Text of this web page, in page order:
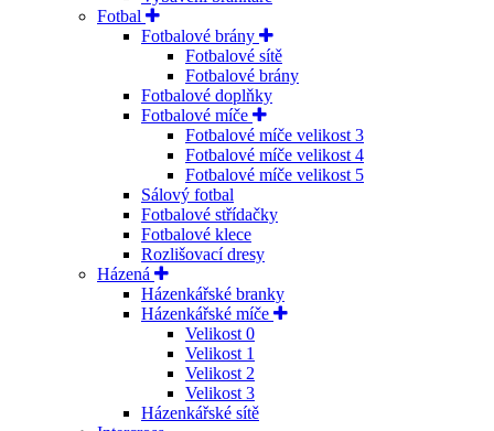
Fotbal
Fotbalové brány
Fotbalové sítě
Fotbalové brány
Fotbalové doplňky
Fotbalové míče
Fotbalové míče velikost 3
Fotbalové míče velikost 4
Fotbalové míče velikost 5
Sálový fotbal
Fotbalové střídačky
Fotbalové klece
Rozlišovací dresy
Házená
Házenkářské branky
Házenkářské míče
Velikost 0
Velikost 1
Velikost 2
Velikost 3
Házenkářské sítě